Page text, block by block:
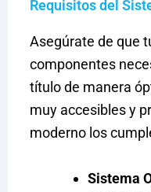
Requisitos del
Asegúrate de que
componentes
título de manera
muy accesibles y
moderno los
Sistema